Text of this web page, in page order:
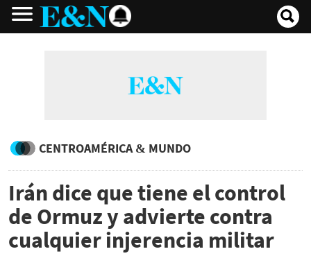
CENTROAMÉRICA & MUNDO
Irán dice que tiene el control
de Ormuz y advierte contra
cualquier injerencia militar